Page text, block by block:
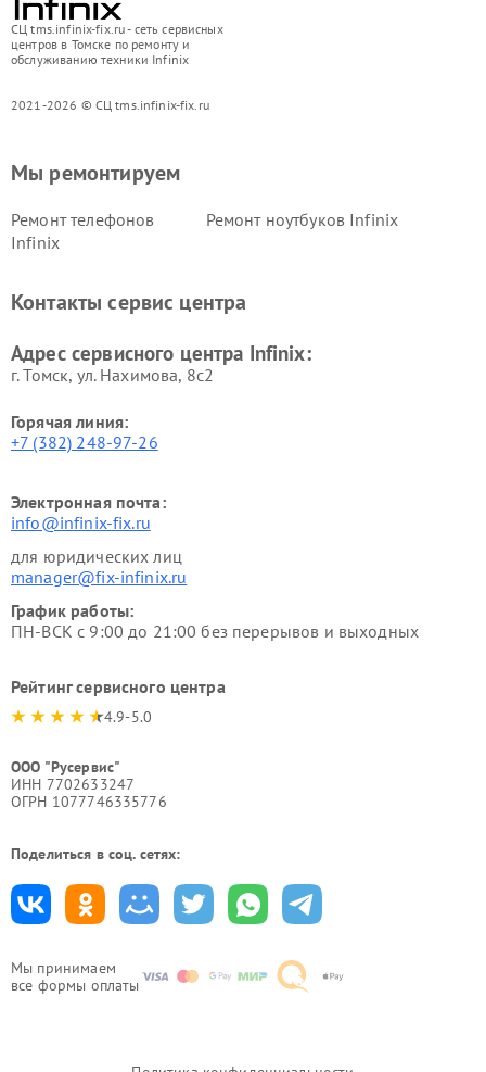
СЦ tms.infinix-fix.ru - сеть сервисных
центров в Томске по ремонту и
обслуживанию техники Infinix
2021-2026 © СЦ tms.infinix-fix.ru
Мы принимаем
все формы оплаты
Мы ремонтируем
Ремонт телефонов
Infinix
Ремонт ноутбуков Infinix
Контакты сервис центра
Адрес сервисного центра Infinix:
г. Томск, ул. Нахимова, 8с2
Горячая линия:
+7 (382) 248-97-26
Электронная почта:
info@infinix-fix.ru
для юридических лиц
manager@fix-infinix.ru
График работы:
ПН-ВСК с 9:00 до 21:00 без перерывов и выходных
Рейтинг сервисного центра
4.9-5.0
ООО "Русервис"
ИНН 7702633247
ОГРН 1077746335776
Поделиться в соц. сетях: